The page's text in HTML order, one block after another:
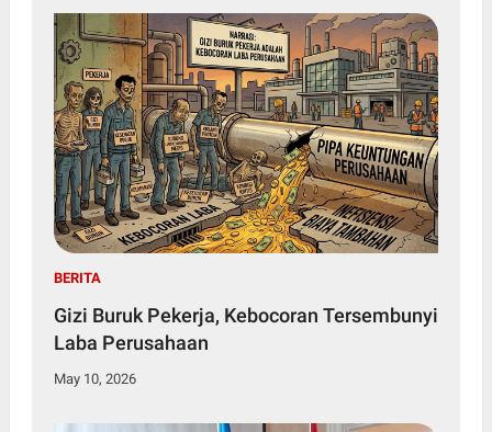
BERITA
Gizi Buruk Pekerja, Kebocoran Tersembunyi
Laba Perusahaan
May 10, 2026